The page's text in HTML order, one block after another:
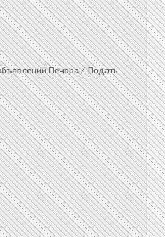
Печора / Подать